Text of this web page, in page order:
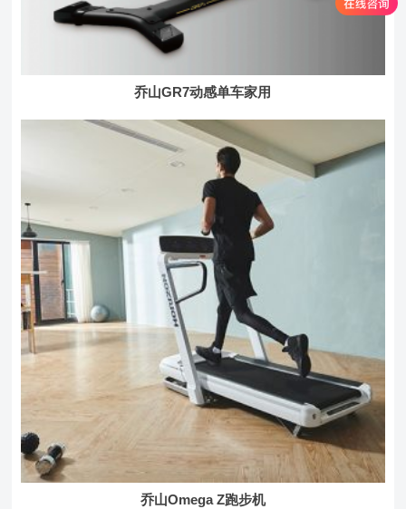
乔山GR7动感单车家用
乔山Omega Z跑步机